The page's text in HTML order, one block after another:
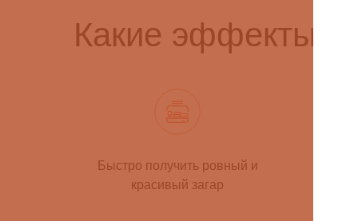
Какие эффекты
Быстро получить ровный и
красивый загар